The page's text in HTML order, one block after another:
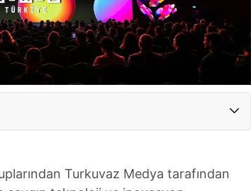
Turkuvaz Medya tarafından